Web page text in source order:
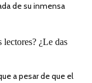
de su inmensa
¿Le das
a pesar de que el